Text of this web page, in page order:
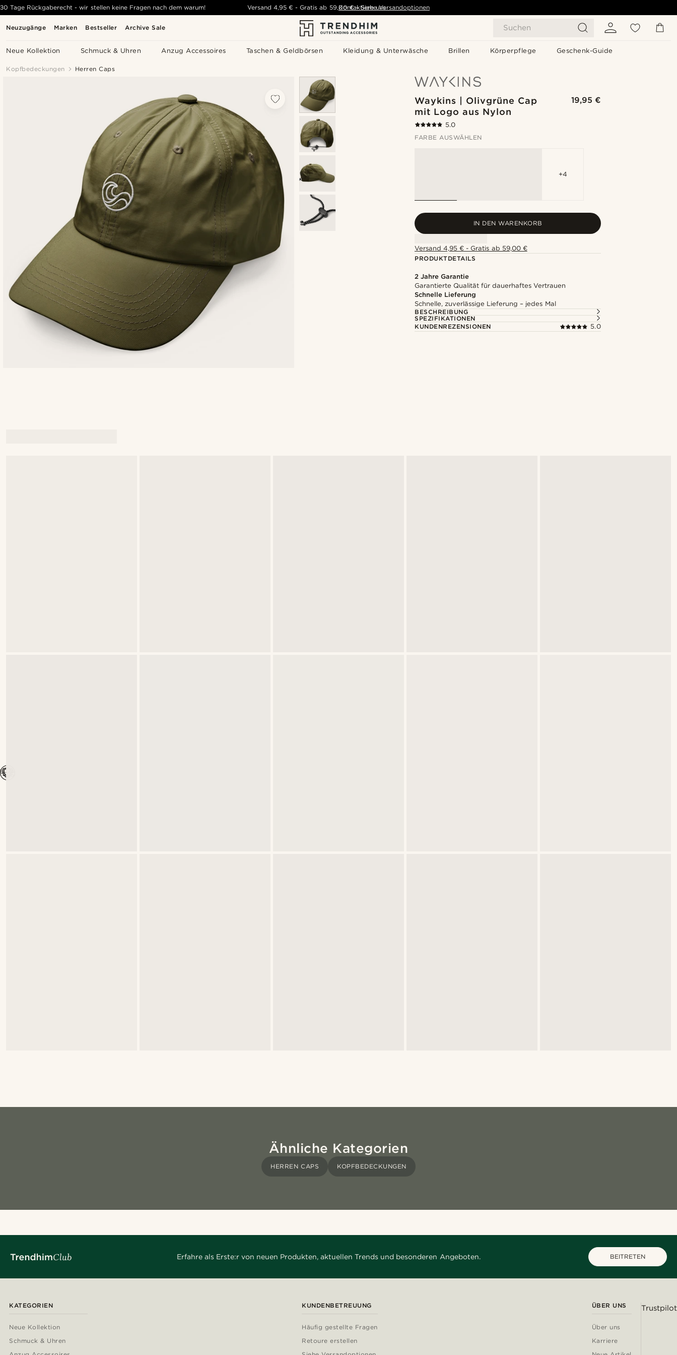
Neuzugänge Marken Bestseller Archive Sale Suchen
Neue Kollektion Schmuck & Uhren Anzug Accessoires Taschen & Geldbörsen Kleidung & Unterwäsche Brillen Körperpflege Geschenk-Guide
30 Tage Rückgaberecht - wir stellen keine Fragen nach dem warum! Versand 4,95 € -Gratis ab 59,00 € - Siehe Versandoptionen
Kontaktiere uns
Kopfbedeckungen Herren Caps
Waykins | Olivgrüne Cap
mit Logo aus Nylon
19,95 €
5.0
FARBE AUSWÄHLEN
+4
IN DEN WARENKORB
Versand 4,95 € - Gratis ab 59,00 €
PRODUKTDETAILS
2 Jahre Garantie
Garantierte Qualität für dauerhaftes Vertrauen
Schnelle Lieferung
Schnelle, zuverlässige Lieferung – jedes Mal
BESCHREIBUNG
SPEZIFIKATIONEN
KUNDENREZENSIONEN
5.0
Ähnliche Kategorien
HERREN CAPS KOPFBEDECKUNGEN
Erfahre als Erste:r von neuen Produkten, aktuellen Trends und besonderen Angeboten. BEITRETEN
KATEGORIEN
Neue Kollektion
Schmuck & Uhren
KUNDENBETREUUNG
Häufig gestellte Fragen
Retoure erstellen
ÜBER UNS
Über uns
Karriere
Trustpilot